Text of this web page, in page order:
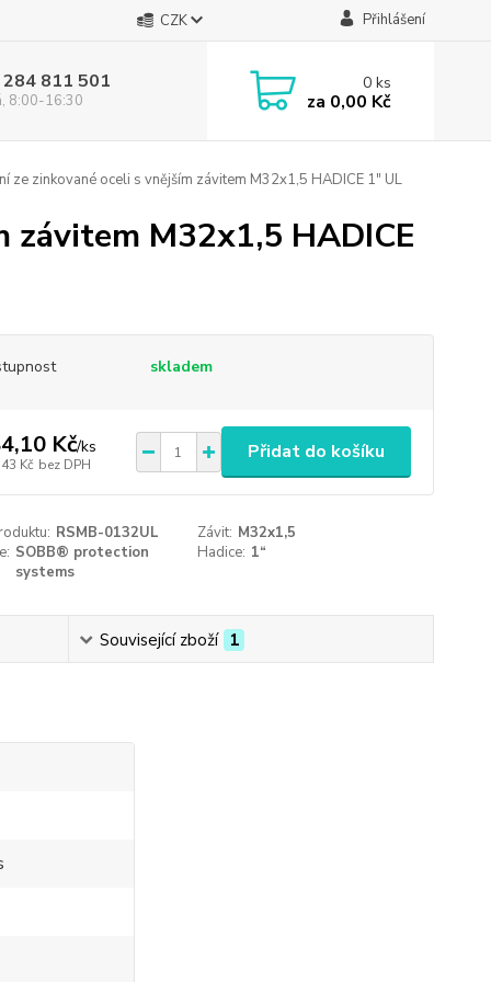
CZK Přihlášení
811 501
8:00-16:30
0ks
za 0,00 Kč
ze zinkované oceli s vnějším závitem M32x1,5 HADICE 1" UL
závitem M32x1,5 HADICE
skladem
Kč/ks
Kč bez DPH
Přidat do košíku
RSMB-0132UL Závit: M32x1,5
SOBB® protection
systems
Hadice: 1“
Související zboží 1